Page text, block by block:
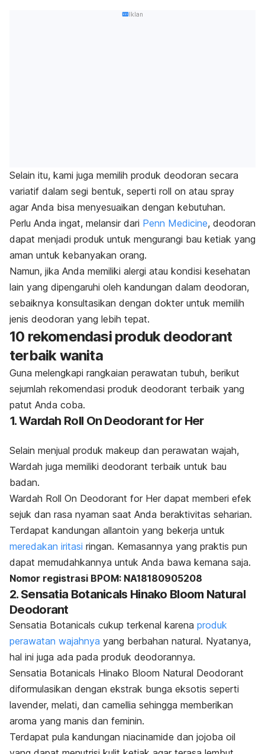
Iklan
Selain itu, kami juga memilih produk deodoran secara
variatif dalam segi bentuk, seperti roll on atau spray
agar Anda bisa menyesuaikan dengan kebutuhan.
Perlu Anda ingat, melansir dari Penn Medicine, deodoran
dapat menjadi produk untuk mengurangi bau ketiak yang
aman untuk kebanyakan orang.
Namun, jika Anda memiliki alergi atau kondisi kesehatan
lain yang dipengaruhi oleh kandungan dalam deodoran,
sebaiknya konsultasikan dengan dokter untuk memilih
jenis deodoran yang lebih tepat.
10 rekomendasi produk deodorant
terbaik wanita
Guna melengkapi rangkaian perawatan tubuh, berikut
sejumlah rekomendasi produk deodorant terbaik yang
patut Anda coba.
1. Wardah Roll On Deodorant for Her
Selain menjual produk makeup dan perawatan wajah,
Wardah juga memiliki deodorant terbaik untuk bau
badan.
Wardah Roll On Deodorant for Her dapat memberi efek
sejuk dan rasa nyaman saat Anda beraktivitas seharian.
Terdapat kandungan allantoin yang bekerja untuk
meredakan iritasi ringan. Kemasannya yang praktis pun
dapat memudahkannya untuk Anda bawa kemana saja.
Nomor registrasi BPOM: NA18180905208
2. Sensatia Botanicals Hinako Bloom Natural
Deodorant
Sensatia Botanicals cukup terkenal karena produk
perawatan wajahnya yang berbahan natural. Nyatanya,
hal ini juga ada pada produk deodorannya.
Sensatia Botanicals Hinako Bloom Natural Deodorant
diformulasikan dengan ekstrak bunga eksotis seperti
lavender, melati, dan camellia sehingga memberikan
aroma yang manis dan feminin.
Terdapat pula kandungan niacinamide dan jojoba oil